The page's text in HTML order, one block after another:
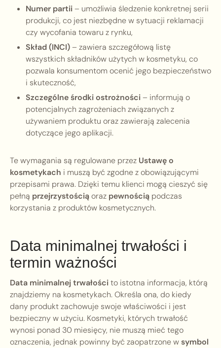
Numer partii– umożliwia śledzenie konkretnej serii
produkcji, co jest niezbędne w sytuacji reklamacji
czy wycofania towaru z rynku,
Skład (INCI)– zawiera szczegółową listę
wszystkich składników użytych w kosmetyku, co
pozwala konsumentom ocenić jego bezpieczeństwo
i skuteczność,
Szczególne środki ostrożności– informują o
potencjalnych zagrożeniach związanych z
używaniem produktu oraz zawierają zalecenia
dotyczące jego aplikacji.
Te wymagania są regulowane przez Ustawę o
kosmetykach i muszą być zgodne z obowiązującymi
przepisami prawa. Dzięki temu klienci mogą cieszyć się
pełną przejrzystościąoraz pewnością podczas
korzystania z produktów kosmetycznych.
Data minimalnej trwałości i
termin ważności
Data minimalnej trwałościto istotna informacja, którą
znajdziemy na kosmetykach. Określa ona, do kiedy
dany produkt zachowuje swoje właściwości i jest
bezpieczny w użyciu. Kosmetyki, których trwałość
wynosi ponad 30 miesięcy, nie muszą mieć tego
oznaczenia, jednak powinny być zaopatrzone wsymbol